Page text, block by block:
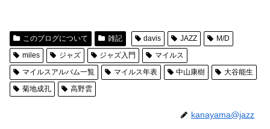
このブログについて 雑記 davis JAZZ
M/D
miles
ジャズ ジャズ入門
マイルス
マイルスアルバム一覧
マイルス年表 中山康樹
大谷能生
菊地成孔
高野雲
kanayama@jazz